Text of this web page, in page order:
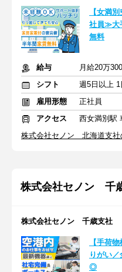
【女満
社員≫大
無料
給与
月給20万
シフト
週5日以上
雇用形態
正社員
アクセス
西女満別駅
株式会社セノン 北海道支社
株式会社セノン 千
株式会社セノン 千歳支社
【手荷
りがい
◎